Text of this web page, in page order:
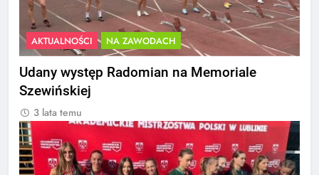
AKTUALNOŚCI NA ZAWODACH
Udany występ Radomian na Memoriale
Szewińskiej
3 lata temu